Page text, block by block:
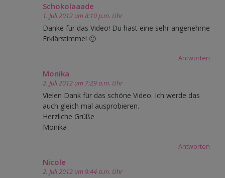
Schokolaaade
1. Juli 2012 um 8:10 p.m. Uhr
Danke für das Video! Du hast eine sehr angenehme
Erklärstimme! 🙂
Antworten
Monika
2. Juli 2012 um 7:29 a.m. Uhr
Vielen Dank für das schöne Video. Ich werde das
auch gleich mal ausprobieren.
Herzliche Grüße
Monika
Antworten
Nicole
2. Juli 2012 um 9:44 a.m. Uhr